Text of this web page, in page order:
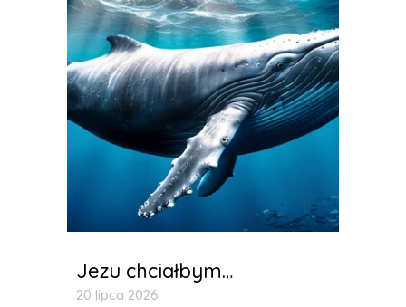
Jezu chciałbym…
20 lipca 2026